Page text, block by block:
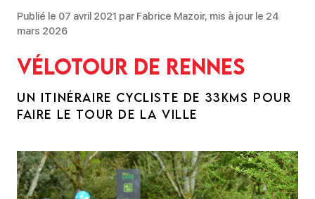
Publié le 07 avril 2021 par Fabrice Mazoir, mis à jour le 24
mars 2026
Vélotour de Rennes
UN ITINÉRAIRE CYCLISTE DE 33KMS POUR
FAIRE LE TOUR DE LA VILLE